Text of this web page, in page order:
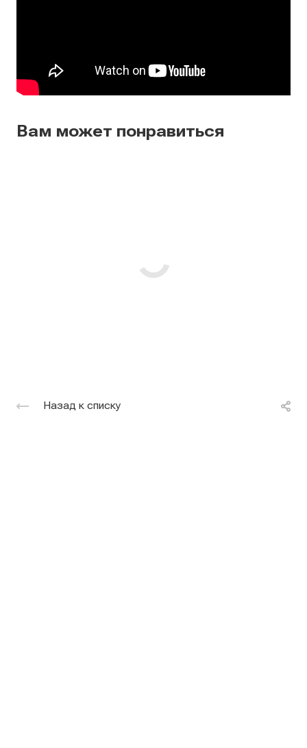
Вам может понравиться
Назад к списку